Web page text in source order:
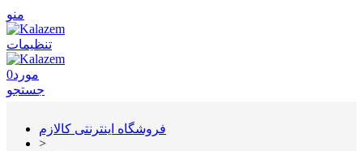
منو
تنظیمات
0مورد
جستجو
فروشگاه اینترنتی کالازم
>